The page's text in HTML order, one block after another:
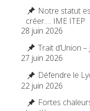
Notre statut
créer…. IME ITEP
28 juin 2026
Trait d’Union –
27 juin 2026
Défendre le
22 juin 2026
Fortes